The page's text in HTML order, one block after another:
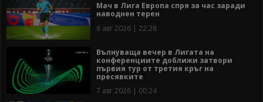
Мач в Лига Европа спря за час заради
наводнен терен
6 авг 2026 | 22:28
Вълнуваща вечер в Лигата на
конференциите доближи затвори
първия тур от третия кръг на
пресявките
7 авг 2026 | 00:24